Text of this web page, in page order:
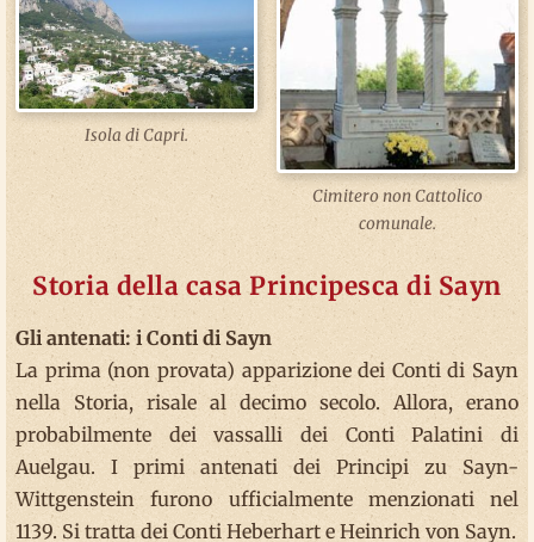
Isola di Capri.
Cimitero non Cattolico
comunale.
Storia della casa Principesca di Sayn
Gli antenati: i Conti di Sayn
La prima (non provata) apparizione dei Conti di Sayn
nella Storia, risale al decimo secolo. Allora, erano
probabilmente dei vassalli dei Conti Palatini di
Auelgau. I primi antenati dei Principi zu Sayn-
Wittgenstein furono ufficialmente menzionati nel
1139. Si tratta dei Conti Heberhart e Heinrich von Sayn.